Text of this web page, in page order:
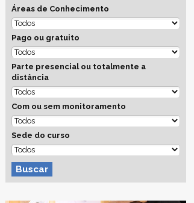
Áreas de Conhecimento
Pago ou gratuito
Parte presencial ou totalmente a
distância
Com ou sem monitoramento
Sede do curso
Buscar